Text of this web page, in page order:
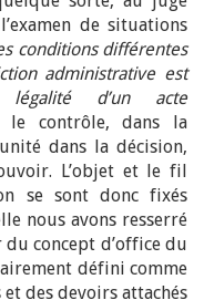
de situations
conditions différentes
administrative est
d’un acte
le contrôle, dans la
dans la décision,
L’objet et le fil
se sont donc fixés
nous avons resserré
concept d’office du
défini comme
des devoirs attachés